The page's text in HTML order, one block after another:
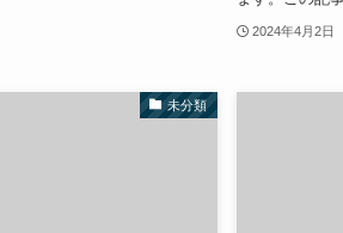
2024年4月2日
未分類